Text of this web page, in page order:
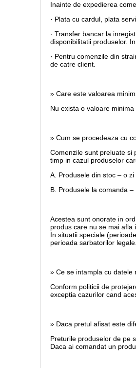
Inainte de expedierea
· Plata cu cardul, plata
· Transfer bancar la
disponibilitatii produselor.
· Pentru comenzile din
de catre client.
» Care este valoarea
Nu exista o valoare
» Cum se procedeaza cu
Comenzile sunt preluate si
timp in cazul produselor
A. Produsele din stoc – o zi
B. Produsele la comanda
Acestea sunt onorate in
produs care nu se mai afla
In situatii speciale
perioada sarbatorilor legale.
» Ce se intampla cu datele
Conform politicii de
exceptia cazurilor cand
» Daca pretul afisat este
Preturile produselor de pe
Daca ai comandat un